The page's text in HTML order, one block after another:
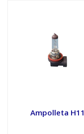
Ampolleta H11